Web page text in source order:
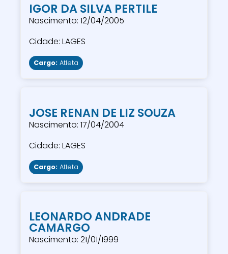
IGOR DA SILVA PERTILE
Nascimento: 12/04/2005
Cidade: LAGES
Cargo: Atleta
JOSE RENAN DE LIZ SOUZA
Nascimento: 17/04/2004
Cidade: LAGES
Cargo: Atleta
LEONARDO ANDRADE
CAMARGO
Nascimento: 21/01/1999